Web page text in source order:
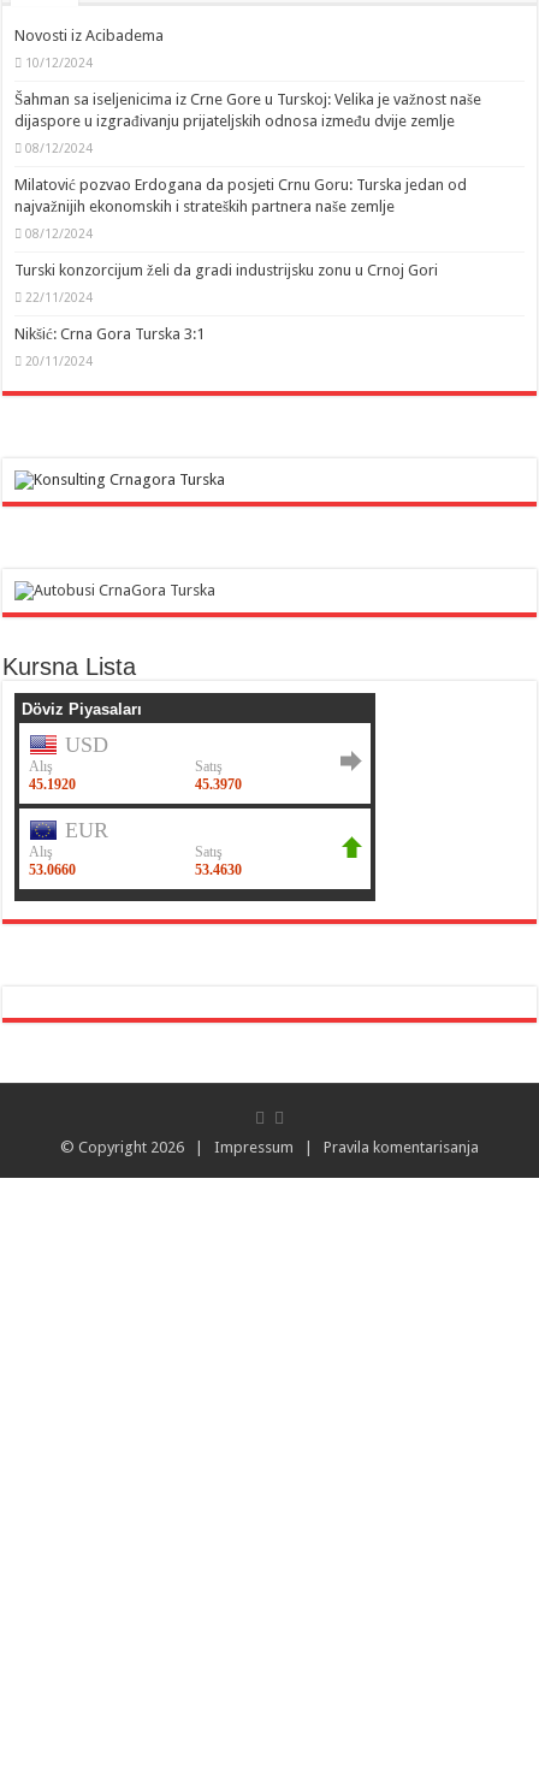
Novosti iz Acibadema
10/12/2024
Šahman sa iseljenicima iz Crne Gore u Turskoj: Velika je važnost naše
dijaspore u izgrađivanju prijateljskih odnosa između dvije zemlje
08/12/2024
Milatović pozvao Erdogana da posjeti Crnu Goru: Turska jedan od
najvažnijih ekonomskih i strateških partnera naše zemlje
08/12/2024
Turski konzorcijum želi da gradi industrijsku zonu u Crnoj Gori
22/11/2024
Nikšić: Crna Gora Turska 3:1
20/11/2024
Kursna Lista
© Copyright 2026 | Impressum Pravila komentarisanja